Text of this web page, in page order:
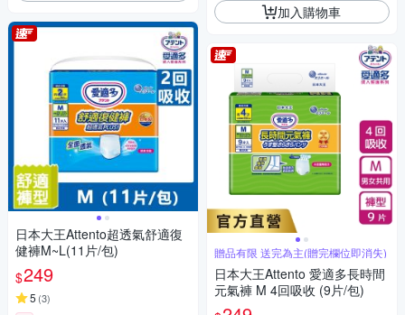
日本大王Attento超透氣舒適復
健褲M~L(11片/包)
$249
5 (3)
加入購物車
贈品有限 送完為主(贈完欄位即消失)
日本大王Attento 愛適多長時間
元氣褲 M 4回吸收 (9片/包)